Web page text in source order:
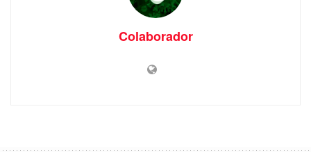
Colaborador